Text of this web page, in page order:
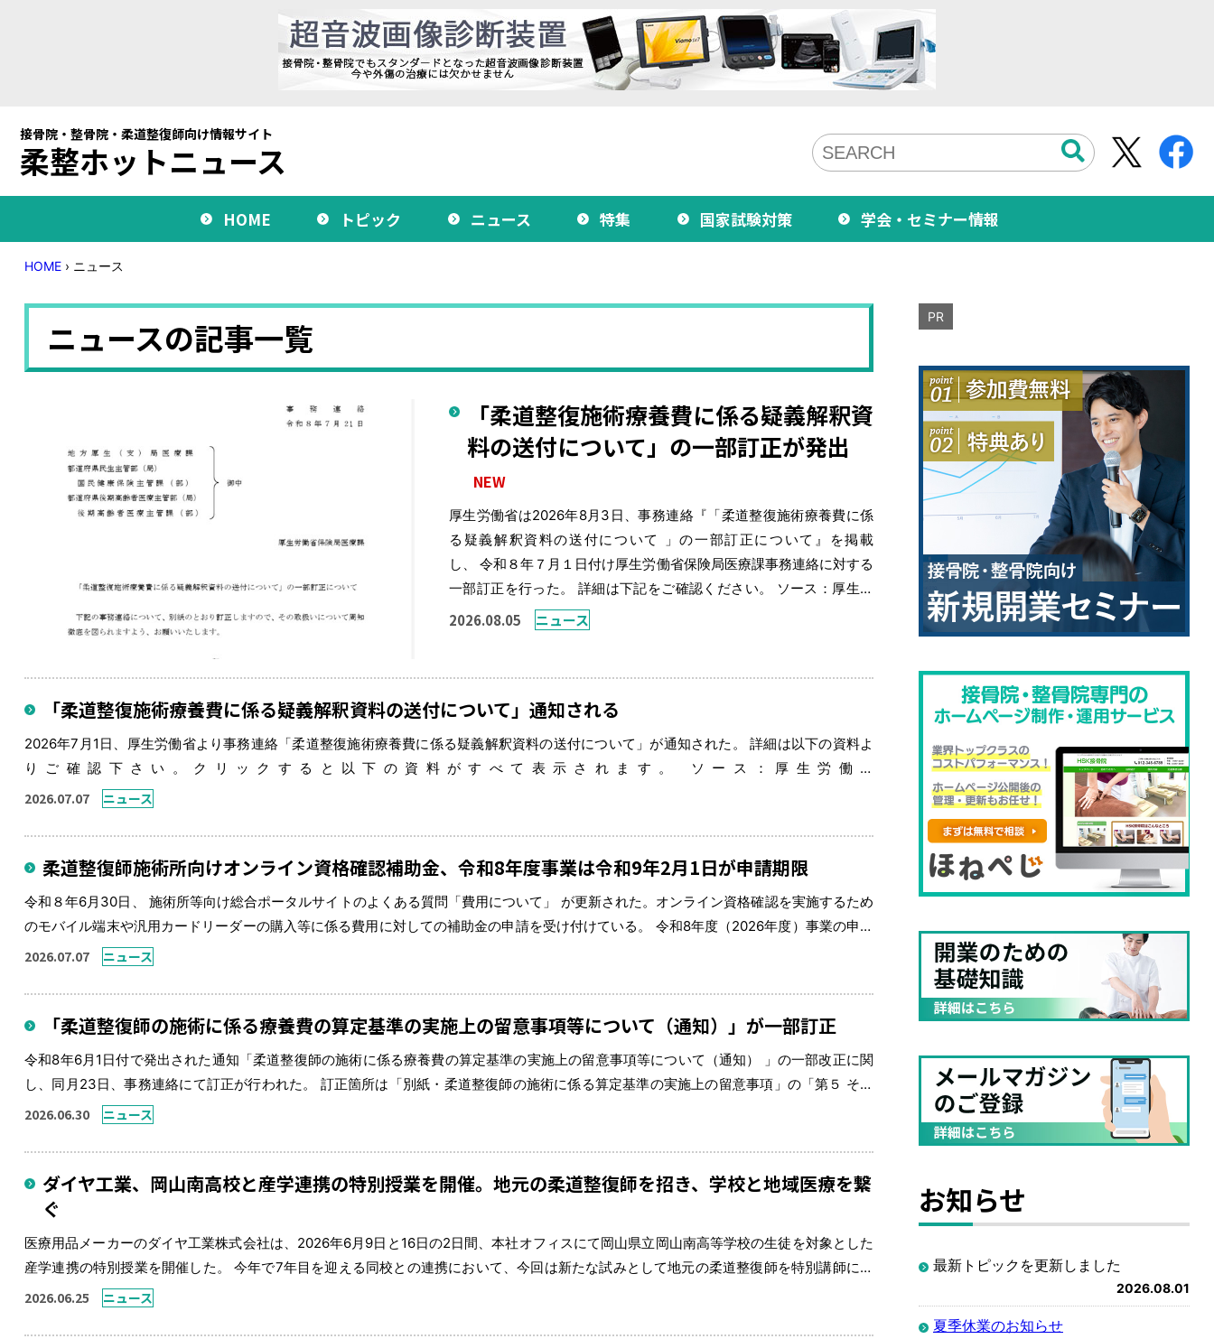
接骨院・整骨院・柔道整復師向け情報サイト
柔整ホットニュース
HOME トピック ニュース 特集 国家試験対策 学会・セミナー情報
HOME › ニュース
ニュースの記事一覧
「柔道整復施術療養費に係る疑義解釈資
料の送付について」の一部訂正が発出
NEW
厚生労働省は2026年8月3日、事務連絡『「柔道整復施術療養費に係
る疑義解釈資料の送付について 」の一部訂正について』を掲載
し、 令和８年７月１日付け厚生労働省保険局医療課事務連絡に対する
一部訂正を行った。 詳細は下記をご確認ください。 ソース：厚生労
働省（PDF）
2026.08.05 ニュース
「柔道整復施術療養費に係る疑義解釈資料の送付について」通知される
2026年7月1日、厚生労働省より事務連絡「柔道整復施術療養費に係る疑義解釈資料の送付について」が通知された。 詳細は以下の資料よ
りご確認下さい。クリックすると以下の資料がすべて表示されます。 ソース：厚生労働省
https://www.mhlw.go.jp/bunya/iryouhoken/iryouhoken13/03.html
2026.07.07 ニュース
柔道整復師施術所向けオンライン資格確認補助金、令和8年度事業は令和9年2月1日が申請期限
令和８年6月30日、 施術所等向け総合ポータルサイトのよくある質問「費用について」 が更新された。オンライン資格確認を実施するため
のモバイル端末や汎用カードリーダーの購入等に係る費用に対しての補助金の申請を受け付けている。 令和8年度（2026年度）事業の申請
期限は令和9年（2027年）2月1日となっている。期限直前は申請が混み合い、交付までに通常以上の時間を要する可能性があるため、余裕
2026.07.07 ニュース
「柔道整復師の施術に係る療養費の算定基準の実施上の留意事項等について（通知）」が一部訂正
令和8年6月1日付で発出された通知「柔道整復師の施術に係る療養費の算定基準の実施上の留意事項等について（通知） 」の一部改正に関
し、同月23日、事務連絡にて訂正が行われた。 訂正箇所は「別紙・柔道整復師の施術に係る算定基準の実施上の留意事項」の「第５ その
他の施術料 」にある明細書発行加算の適用条件。当初は「令和6年10月1日以降の施術分から算定できる」とされていたが、今回の訂正によ
2026.06.30 ニュース
ダイヤ工業、岡山南高校と産学連携の特別授業を開催。地元の柔道整復師を招き、学校と地域医療を繋
ぐ
医療用品メーカーのダイヤ工業株式会社は、2026年6月9日と16日の2日間、本社オフィスにて岡山県立岡山南高等学校の生徒を対象とした
産学連携の特別授業を開催した。 今年で7年目を迎える同校との連携において、今回は新たな試みとして地元の柔道整復師を特別講師に招
聘。授業は全2回にわたり実施された。 第1回は国家資格である柔道整復師の役割や仕事のリアルを学び、超音波画像観察装置（エコー）を
2026.06.25 ニュース
PR
お知らせ
最新トピックを更新しました
2026.08.01
夏季休業のお知らせ